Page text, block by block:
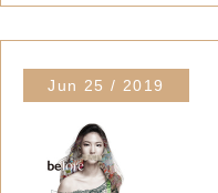
Jun 25 / 2019